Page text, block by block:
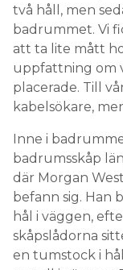
placerade. Till
kabelsökare,
Inne i
badrumsskåp
där Morgan
befann sig. Han
hål i väggen,
skåpslådorna
en tumstock i
metall i väggen.
hittade han till
metallskåp.